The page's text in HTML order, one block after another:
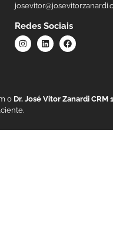
Redes Sociais
o Dr. José Vitor Zanardi CRM